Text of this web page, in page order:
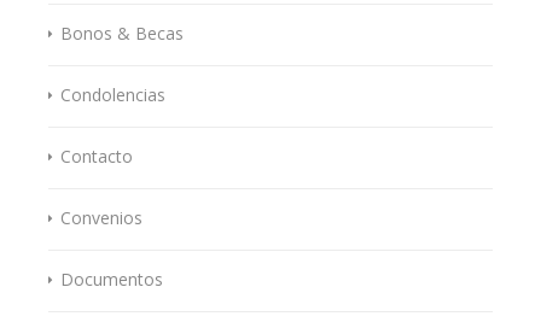
Bonos & Becas
Condolencias
Contacto
Convenios
Documentos